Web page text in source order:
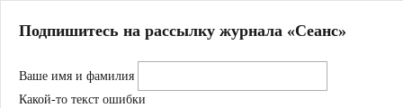
Магазин
Журнал
Подпишитесь на рассылку журнала «Сеанс»
Ваше имя и фамилия
Какой-то текст ошибки